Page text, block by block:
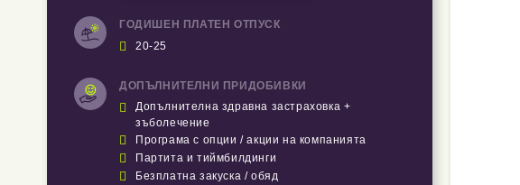
ГОДИШЕН ПЛАТЕН ОТПУСК
 20-25
ДОПЪЛНИТЕЛНИ ПРИДОБИВКИ

Допълнителна здравна застраховка +
зъболечение
 Програма с опции / акции на компанията
 Партита и тиймбилдинги
 Безплатна закуска / обяд